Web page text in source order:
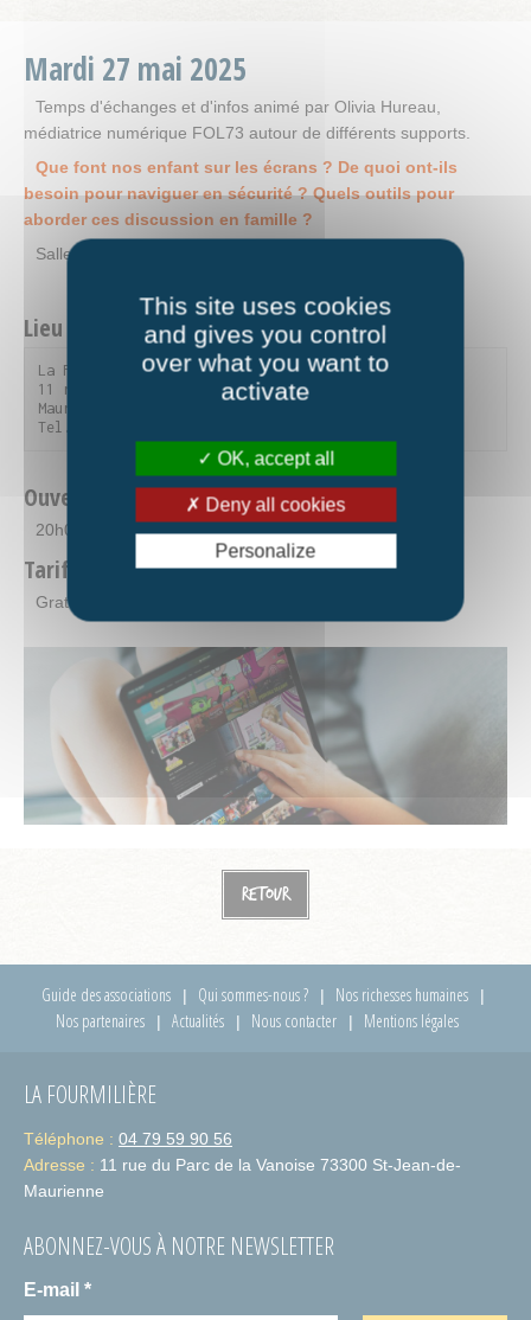
Mardi 27 mai 2025
Temps d'échanges et d'infos animé par Olivia Hureau,
médiatrice numérique FOL73 autour de différents supports.
Que font nos enfant sur les écrans ? De quoi ont-ils
besoin pour naviguer en sécurité ? Quels outils pour
aborder ces discussion en famille ?
Salle multi-activités.
Lieu et contact
La Fourmilière
11 rue du Parc de la Vanoise - 73300 Saint-Jean-de-
Maurienne
Tel. 04 79 59 90 56
Ouverture
20h00
Tarifs
Gratuit
Retour
Guide des associations Qui sommes-nous ?
Nos richesses humaines
Nos partenaires
Actualités Nous contacter Mentions légales
LA FOURMILIÈRE
Téléphone : 04 79 59 90 56
Adresse : 11 rue du Parc de la Vanoise 73300 St-Jean-de-
Maurienne
ABONNEZ-VOUS À NOTRE NEWSLETTER
E-mail *
This site uses cookies
and gives you control
over what you want to
activate
OK, accept all
Deny all cookies
Personalize